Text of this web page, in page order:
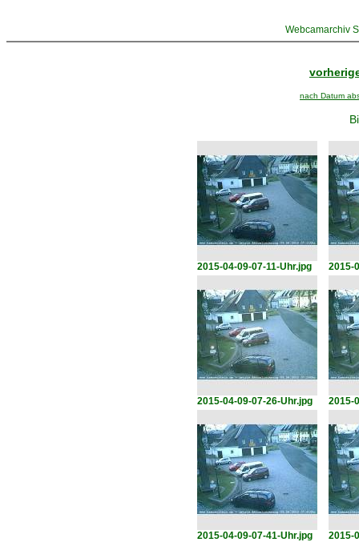
Webcamarchiv
nach Datum
2015-04-09-07-11-Uhr.jpg 2015-
2015-04-09-07-26-Uhr.jpg 2015-
2015-04-09-07-41-Uhr.jpg 2015-